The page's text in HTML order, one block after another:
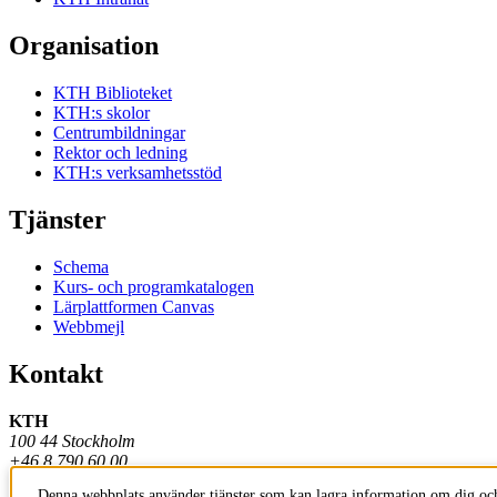
Organisation
KTH Biblioteket
KTH:s skolor
Centrumbildningar
Rektor och ledning
KTH:s verksamhetsstöd
Tjänster
Schema
Kurs- och programkatalogen
Lärplattformen Canvas
Webbmejl
Kontakt
KTH
100 44 Stockholm
+46 8 790 60 00